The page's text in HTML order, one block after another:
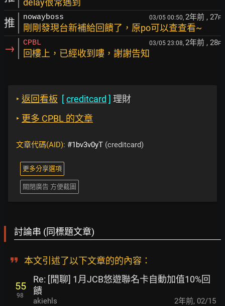
delay很常遇到
推 nowayboss 03/05 00:50, 2年前 , 27F
剛剛發現台新補給回饋了，原po可以查查看~
→ CPBL 03/05 23:08, 2年前 , 28F
回樓上，已經收到嘍，謝謝告知
‣ 返回看板 [creditcard ] 理財
‣ 更多 CPBL 的文章
文章代碼(AID): #1bv3v0yT (creditcard)
更多分享選項
關閉廣告 方便截圖
討論串 (同標題文章)
本文引述了以下文章的的內容：
55
98
Re: [閒聊] 1月JCB悠遊聯名卡自動加值10%回
饋
akiehls 2年前, 02/15